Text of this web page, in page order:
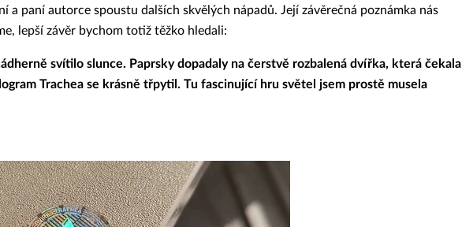
a paní autorce spoustu dalších skvělých nápadů. Její závěrečná poznámka nás
lepší závěr bychom totiž těžko hledali:
svítilo slunce. Paprsky dopadaly na čerstvě rozbalená dvířka, která čekala
Trachea se krásně třpytil. Tu fascinující hru světel jsem prostě musela